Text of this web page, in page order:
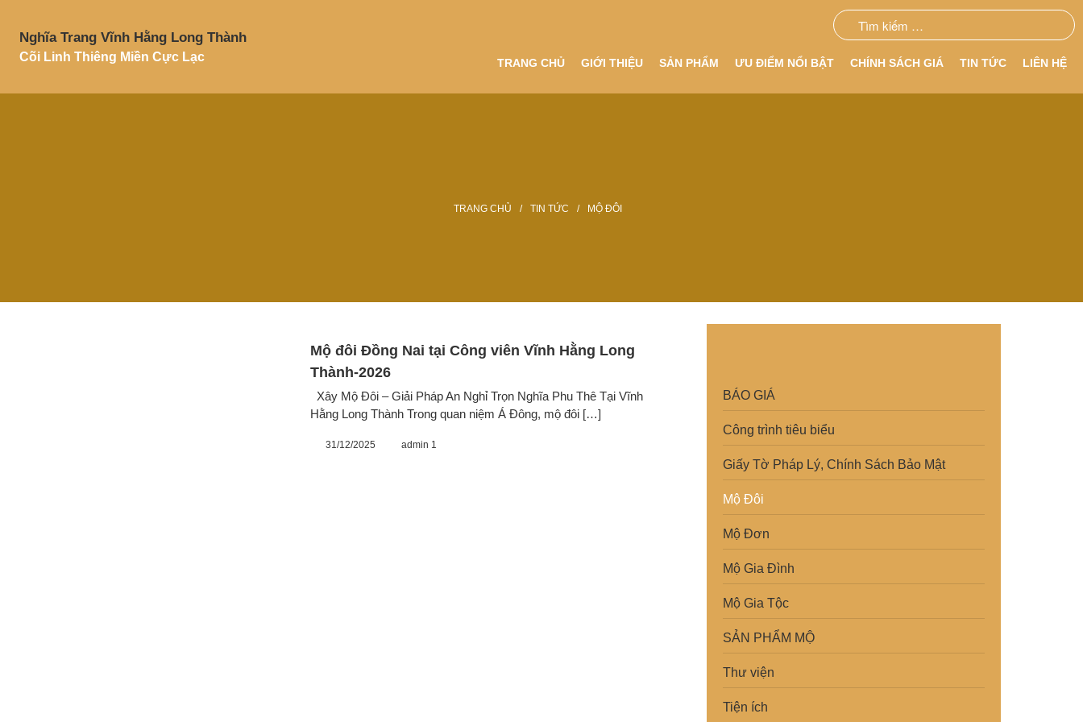
Nghĩa Trang Vĩnh Hằng Long Thành
Cõi Linh Thiêng Miền Cực Lạc TRANG CHỦ GIỚI THIỆU SẢN PHẨM ƯU ĐIỂM NỔI BẬT CHÍNH SÁCH GIÁ TIN TỨC LIÊN HỆ
TRANG CHỦ / TIN TỨC / MỘ ĐÔI
Mộ đôi Đồng Nai tại Công viên Vĩnh Hằng Long
Thành-2026
Xây Mộ Đôi – Giải Pháp An Nghỉ Trọn Nghĩa Phu Thê Tại Vĩnh
Hằng Long Thành Trong quan niệm Á Đông, mộ đôi […]
31/12/2025 admin 1
BÁO GIÁ
Công trình tiêu biểu
Giấy Tờ Pháp Lý, Chính Sách Bảo Mật
Mộ Đôi
Mộ Đơn
Mộ Gia Đình
Mộ Gia Tộc
SẢN PHẨM MỘ
Thư viện
Tiện ích